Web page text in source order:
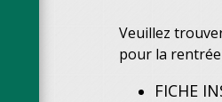
Veuillez
pour la
FICHE